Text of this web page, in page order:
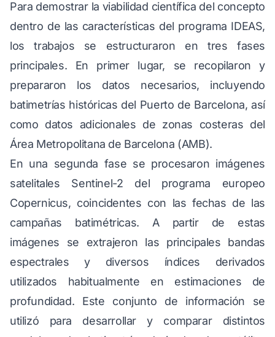
Para demostrar la viabilidad científica del concepto
dentro de las características del programa IDEAS,
los trabajos se estructuraron en tres fases
principales. En primer lugar, se recopilaron y
prepararon los datos necesarios, incluyendo
batimetrías históricas del Puerto de Barcelona, así
como datos adicionales de zonas costeras del
Área Metropolitana de Barcelona (AMB).
En una segunda fase se procesaron imágenes
satelitales Sentinel-2 del programa europeo
Copernicus, coincidentes con las fechas de las
campañas batimétricas. A partir de estas
imágenes se extrajeron las principales bandas
espectrales y diversos índices derivados
utilizados habitualmente en estimaciones de
profundidad. Este conjunto de información se
utilizó para desarrollar y comparar distintos